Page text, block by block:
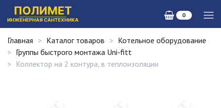
0
Главная Каталог товаров
Котельное оборудование
Группы быстрого монтажа Uni-fitt
Коллектор на 2 контура, в теплоизоляции